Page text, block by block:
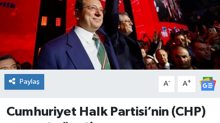
Paylaş A- A+
Cumhuriyet Halk Partisi’nin (CHP)
Edremit
EĞİTİM
EKONOMİ
Erdek
Gömeç